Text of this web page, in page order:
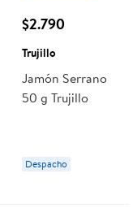
$2.790
Trujillo
Jamón Serrano
50 g Trujillo
Despacho